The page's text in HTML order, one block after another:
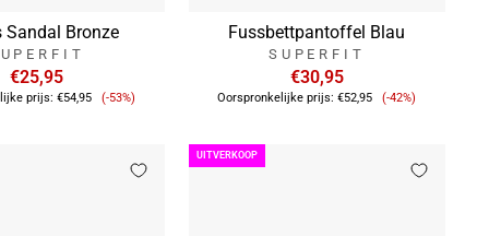
Sandal Bronze
€25,95
prijs:€54,95 Verkoopprijs
(-53%)
Fussbettpantoffel Blau
SUPERFIT
€30,95
Oorspronkelijke prijs:€52,95 Verkoopprijs
(-42%)
UITVERKOOP